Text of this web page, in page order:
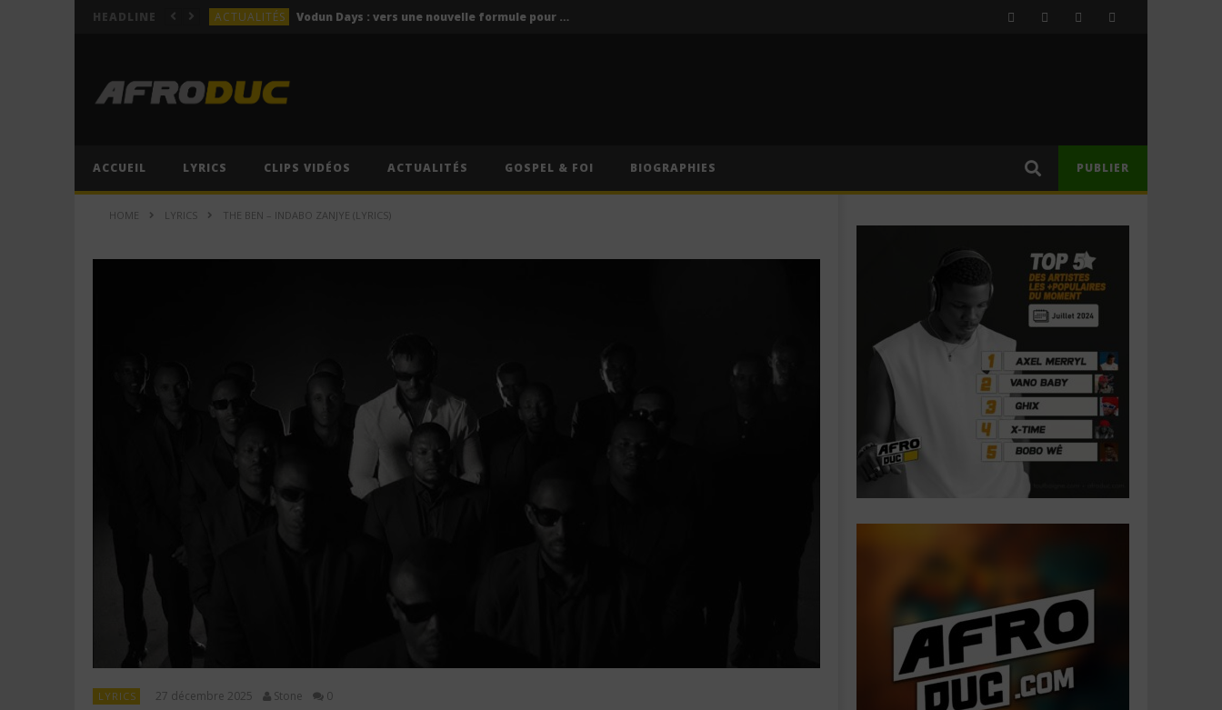
HEADLINE ACTUALITÉS Vodun Days : vers une nouvelle formule pour le grand rendez-vous culturel du Bénin ?
LYRICS Anitta – Azul (Lyrics & Traduction Française)
ACTUALITÉS Vodun Days : vers une nouvelle formule pour le grand rendez-vous culturel du Bénin ?
ACCUEIL LYRICS CLIPS VIDÉOS ACTUALITÉS GOSPEL & FOI BIOGRAPHIES PUBLIER
HOME LYRICS THE BEN – INDABO ZANJYE (LYRICS)
LYRICS 27 décembre 2025 Stone 0